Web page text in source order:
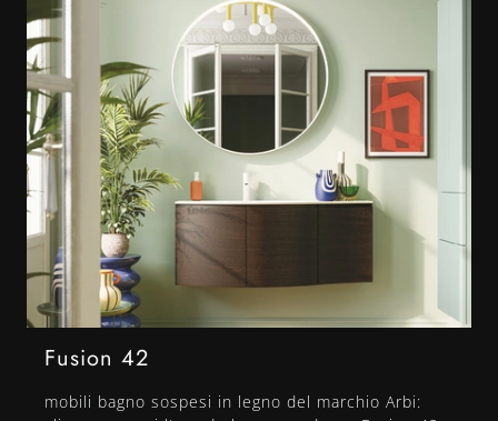
Fusion 42
mobili bagno sospesi in legno del marchio Arbi: